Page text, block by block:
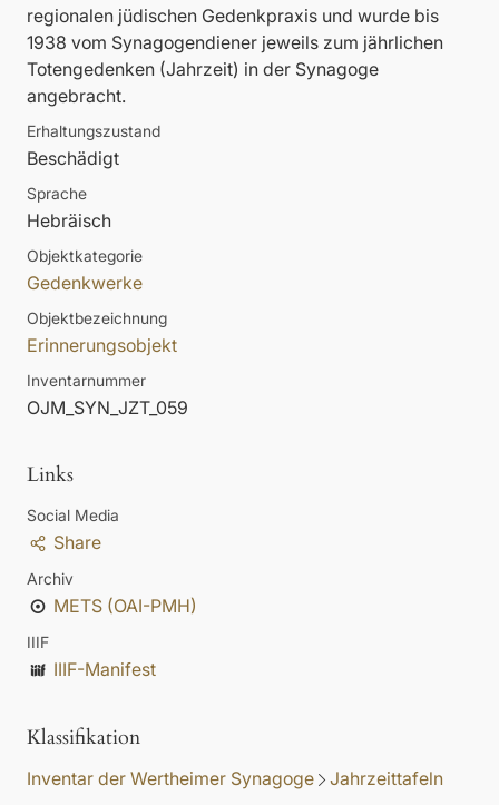
regionalen jüdischen Gedenkpraxis und wurde bis
1938 vom Synagogendiener jeweils zum jährlichen
Totengedenken (Jahrzeit) in der Synagoge
angebracht.
Erhaltungszustand
Beschädigt
Sprache
Hebräisch
Objektkategorie
Gedenkwerke
Objektbezeichnung
Erinnerungsobjekt
Inventarnummer
OJM_SYN_JZT_059
Links
Social Media
Share
Archiv
METS (OAI-PMH)
IIIF
IIIF-Manifest
Klassifikation
Inventar der Wertheimer Synagoge Jahrzeittafeln